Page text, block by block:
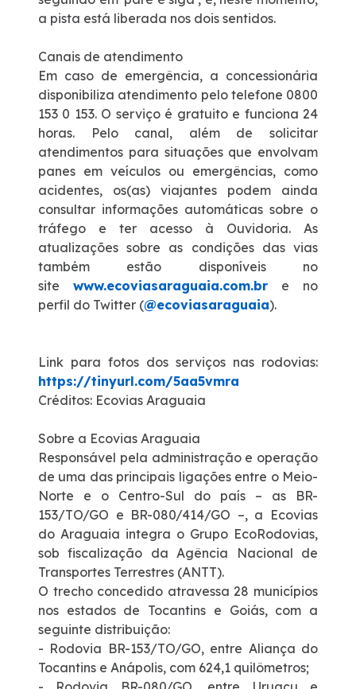
Dúvidas
Fornecedores
Trabalhe Conosco
WhatsApp
a pista está liberada nos dois sentidos.
Canais de atendimento
Em caso de emergência, a concessionária
disponibiliza atendimento pelo telefone 0800
153 0 153. O serviço é gratuito e funciona 24
horas. Pelo canal, além de solicitar
atendimentos para situações que envolvam
panes em veículos ou emergências, como
acidentes, os(as) viajantes podem ainda
consultar informações automáticas sobre o
tráfego e ter acesso à Ouvidoria. As
atualizações sobre as condições das vias
também estão disponíveis no
site www.ecoviasaraguaia.com.br e no
perfil do Twitter (@ecoviasaraguaia).
Link para fotos dos serviços nas rodovias:
https://tinyurl.com/5aa5vmra
Créditos: Ecovias Araguaia
Sobre a Ecovias Araguaia
Responsável pela administração e operação
de uma das principais ligações entre o Meio-
Norte e o Centro-Sul do país – as BR-
153/TO/GO e BR-080/414/GO –, a Ecovias
do Araguaia integra o Grupo EcoRodovias,
sob fiscalização da Agência Nacional de
Transportes Terrestres (ANTT).
O trecho concedido atravessa 28 municípios
nos estados de Tocantins e Goiás, com a
seguinte distribuição:
- Rodovia BR-153/TO/GO, entre Aliança do
Tocantins e Anápolis, com 624,1 quilômetros;